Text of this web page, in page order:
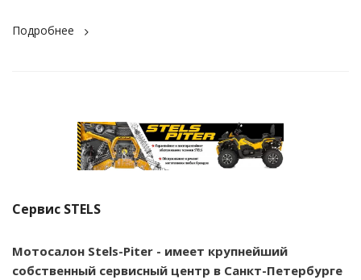
Подробнее
Сервис STELS
Мотосалон Stels-Piter - имеет крупнейший
собственный сервисный центр в Санкт-Петербурге